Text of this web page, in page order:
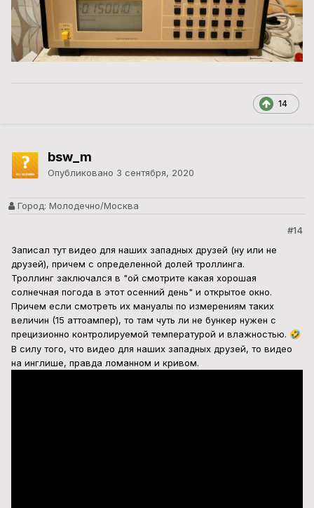
14
bsw_m
Опубликовано 3 сентября, 2020
Город: Молодечно/Москва
#14
Записал тут видео для наших западных друзей (ну или не
друзей), причем с определенной долей троллинга.
Троллинг заключался в "ой смотрите какая хорошая
солнечная погода в этот осенний день" и открытое окно.
Причем если смотреть их мануалы по измерениям таких
величин (15 аттоампер), то там чуть ли не бункер нужен с
прецизионно контролируемой температурой и влажностью. 🤣
В силу того, что видео для наших западных друзей, то видео
на инглише, правда ломанном и кривом.